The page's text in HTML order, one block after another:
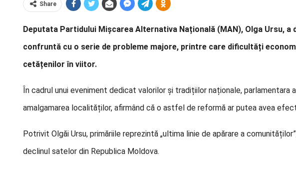
Share
Deputata Partidului Mișcarea Alternativa Națională (MAN), Olga Ursu, a
confruntă cu o serie de probleme majore, printre care dificultăți
cetățenilor în viitor.
În cadrul unui eveniment dedicat valorilor și tradițiilor naționale, parlamentara
amalgamarea localităților, afirmând că o astfel de reformă ar putea avea
Potrivit Olgăi Ursu, primăriile reprezintă „ultima linie de apărare a
declinul satelor din Republica Moldova.